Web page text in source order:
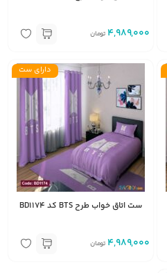
4,989,000 تومان
دارای ست
ست اتاق خواب طرح BTS کد BD1174
4,989,000 تومان